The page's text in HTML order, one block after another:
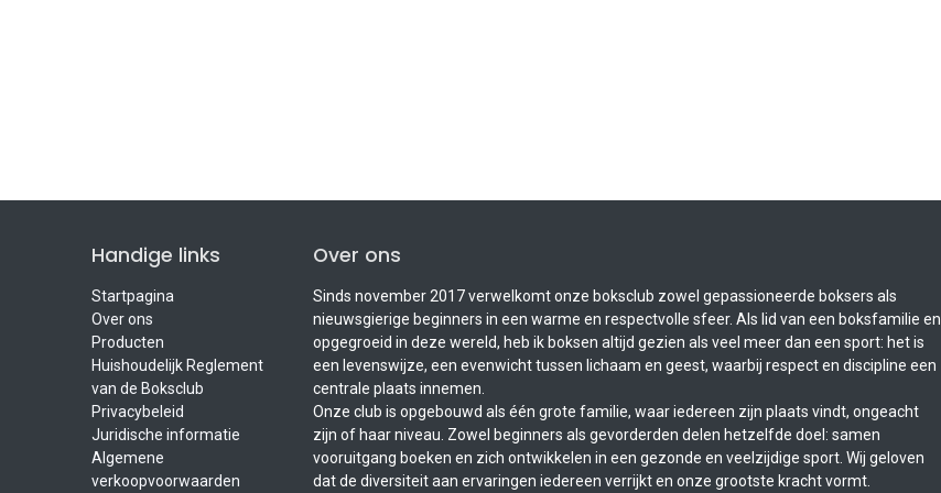
Handige links
Startpagina
Over ons
Producten
Huishoudelijk Reglement
van de Boksclub
Privacybeleid
Juridische informatie
Algemene
verkoopvoorwaarden
Over ons
Sinds november 2017 verwelkomt onze boksclub zowel gepassioneerde boksers als
nieuwsgierige beginners in een warme en respectvolle sfeer. Als lid van een boksfamilie en
opgegroeid in deze wereld, heb ik boksen altijd gezien als veel meer dan een sport: het is
een levenswijze, een evenwicht tussen lichaam en geest, waarbij respect en discipline een
centrale plaats innemen.
Onze club is opgebouwd als één grote familie, waar iedereen zijn plaats vindt, ongeacht
zijn of haar niveau. Zowel beginners als gevorderden delen hetzelfde doel: samen
vooruitgang boeken en zich ontwikkelen in een gezonde en veelzijdige sport. Wij geloven
dat de diversiteit aan ervaringen iedereen verrijkt en onze grootste kracht vormt.